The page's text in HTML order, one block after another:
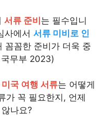
서류 준비는 필수입니
사에서 서류 미비로 인
꼼꼼한 준비가 더욱 중
무부 2023)
미국 여행 서류는 어떻게
가 꼭 필요한지, 언제
나요?